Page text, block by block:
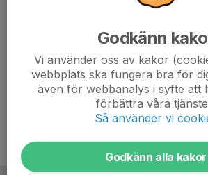
Godkänn
Vi använder oss av kakor
webbplats ska fungera bra för
även för webbanalys i syfte att
förbättra våra
Så använder vi
Godkänn alla kakor